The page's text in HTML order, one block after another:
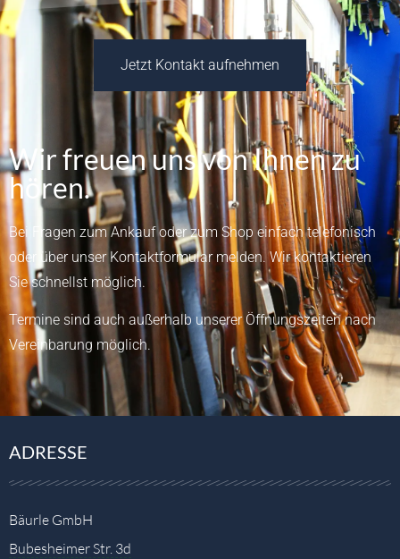
Jetzt Kontakt aufnehmen
Wir freuen uns von Ihnen zu
hören.
Bei Fragen zum Ankauf oder zum Shop einfach telefonisch
oder über unser Kontaktformularmelden.Wir kontaktieren
Sie schnellst möglich.
Termine sind auch außerhalb unserer Öffnungszeiten nach
Vereinbarung möglich.
ADRESSE
Bäurle GmbH
Bubesheimer Str. 3d